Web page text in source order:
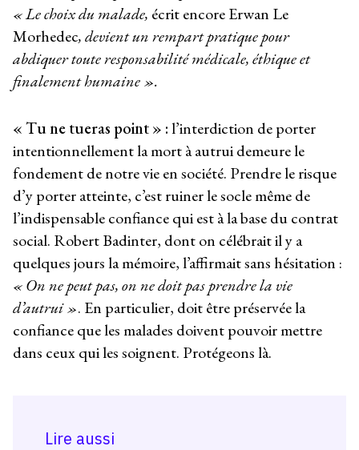
« Le choix du malade, écrit encore Erwan Le
Morhedec, devient un rempart pratique pour
abdiquer toute responsabilité médicale, éthique et
finalement humaine ».
« Tu ne tueras point » :l’interdiction de porter
intentionnellement la mort à autrui demeure le
fondement de notre vie en société. Prendre le risque
d’y porter atteinte, c’est ruiner le socle même de
l’indispensable confiance qui est à la base du contrat
social. Robert Badinter, dont on célébrait il y a
quelques jours la mémoire, l’affirmait sans hésitation :
« On ne peut pas, on ne doit pas prendre la vie
d’autrui ». En particulier, doit être préservée la
confiance que les malades doivent pouvoir mettre
dans ceux qui les soignent. Protégeons là.
Lire aussi